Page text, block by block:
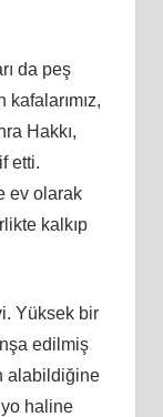
da peş
Hakkı,
etti.
ev olarak
kalkıp
Yüksek bir
edilmiş
alabildiğine
haline